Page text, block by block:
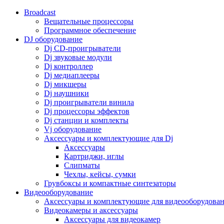
Broadcast
Вещательные процессоры
Программное обеспечение
DJ оборудование
Dj CD-проигрыватели
Dj звуковые модули
Dj контроллер
Dj медиаплееры
Dj микшеры
Dj наушники
Dj проигрыватели винила
Dj процессоры эффектов
Dj станции и комплекты
Vj оборудование
Аксессуары и комплектующие для Dj
Аксессуары
Картриджи, иглы
Слипматы
Чехлы, кейсы, сумки
Грувбоксы и компактные синтезаторы
Видеооборудование
Аксессуары и комплектующие для
Видеокамеры и аксессуары
Аксессуары для видеокамер